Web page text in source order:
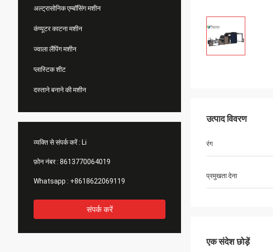
अल्ट्रासोनिक एम्बॉसिंग मशीन
कंप्यूटर काटना मशीन
ज्वाला लैंपिंग मशीन
प्लास्टिक शीट
दस्ताने बनाने की मशीन
व्यक्ति से संपर्क करें : Li
फ़ोन नंबर : 8613770064019
Whatsapp : +8618622069119
संपर्क करें
उत्पाद विवरण
रंग
प्रमुखता देना
एक संदेश छोड़ें